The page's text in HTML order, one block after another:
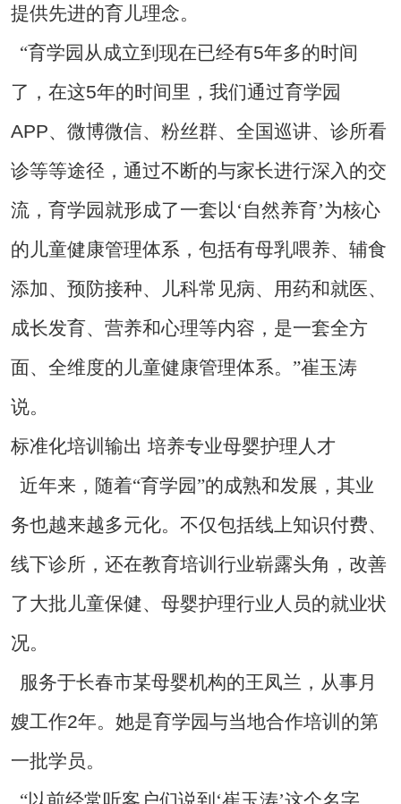
提供先进的育儿理念。
“育学园从成立到现在已经有5年多的时间
了，在这5年的时间里，我们通过育学园
APP、微博微信、粉丝群、全国巡讲、诊所看
诊等等途径，通过不断的与家长进行深入的交
流，育学园就形成了一套以‘自然养育’为核心
的儿童健康管理体系，包括有母乳喂养、辅食
添加、预防接种、儿科常见病、用药和就医、
成长发育、营养和心理等内容，是一套全方
面、全维度的儿童健康管理体系。”崔玉涛
说。
标准化培训输出 培养专业母婴护理人才
近年来，随着“育学园”的成熟和发展，其业
务也越来越多元化。不仅包括线上知识付费、
线下诊所，还在教育培训行业崭露头角，改善
了大批儿童保健、母婴护理行业人员的就业状
况。
服务于长春市某母婴机构的王凤兰，从事月
嫂工作2年。她是育学园与当地合作培训的第
一批学员。